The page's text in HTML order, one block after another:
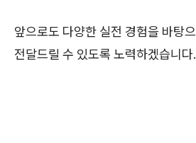
앞으로도 다양한 실전 경험을 바탕
전달드릴 수 있도록 노력하겠습니다.